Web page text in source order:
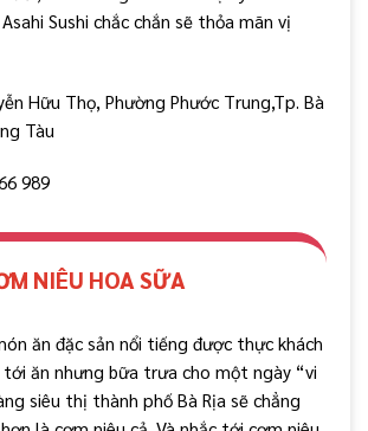
Sushi chắc chắn sẽ thỏa mãn vị
Hữu Thọ, Phường Phước Trung,Tp. Bà
Tàu
989
NIÊU HOA SỮA
ăn đặc sản nổi tiếng được thực khách
ăn nhưng bữa trưa cho một ngày “vi
siêu thị thành phố Bà Rịa sẽ chẳng